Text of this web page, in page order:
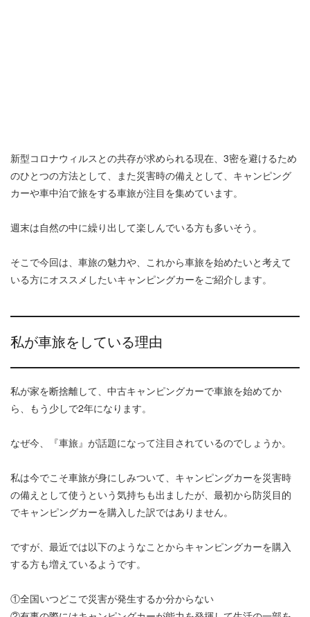
新型コロナウィルスとの共存が求められる現在、3密を避けるため
のひとつの方法として、また災害時の備えとして、キャンピング
カーや車中泊で旅をする車旅が注目を集めています。
週末は自然の中に繰り出して楽しんでいる方も多いそう。
そこで今回は、車旅の魅力や、これから車旅を始めたいと考えて
いる方にオススメしたいキャンピングカーをご紹介します。
私が車旅をしている理由
私が家を断捨離して、中古キャンピングカーで車旅を始めてか
ら、もう少しで2年になります。
なぜ今、『車旅』が話題になって注目されているのでしょうか。
私は今でこそ車旅が身にしみついて、キャンピングカーを災害時
の備えとして使うという気持ちも出ましたが、最初から防災目的
でキャンピングカーを購入した訳ではありません。
ですが、最近では以下のようなことからキャンピングカーを購入
する方も増えているようです。
①全国いつどこで災害が発生するか分からない